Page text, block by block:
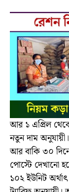
আর ১ এপ্রিল
নতুন দাম
আর বাকি ৩০
পোস্টে দেখানো
১০২ ইউনিট